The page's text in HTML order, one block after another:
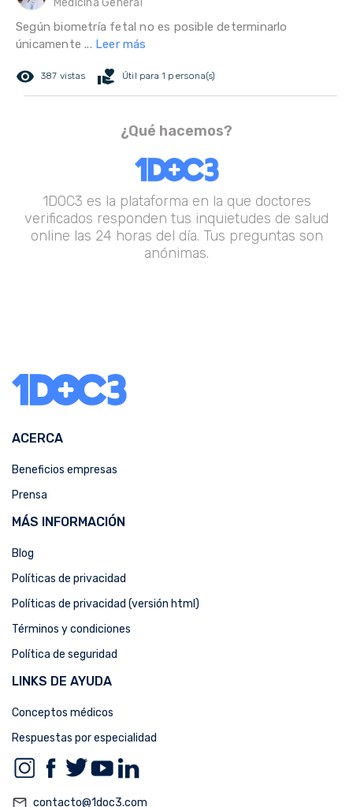
Medicina General
Según biometría fetal no es posible determinarlo
únicamente ... Leer más
remove_red_eye 387 vistas volunteer_activism Útil para 1 persona(s)
¿Qué hacemos?
1DOC3 es la plataforma en la que doctores
verificados responden tus inquietudes de salud
online las 24 horas del día. Tus preguntas son
anónimas.
ACERCA
Beneficios empresas
Prensa
MÁS INFORMACIÓN
Blog
Políticas de privacidad
Políticas de privacidad (versión html)
Términos y condiciones
Política de seguridad
LINKS DE AYUDA
Conceptos médicos
Respuestas por especialidad
mail_outline contacto@1doc3.com